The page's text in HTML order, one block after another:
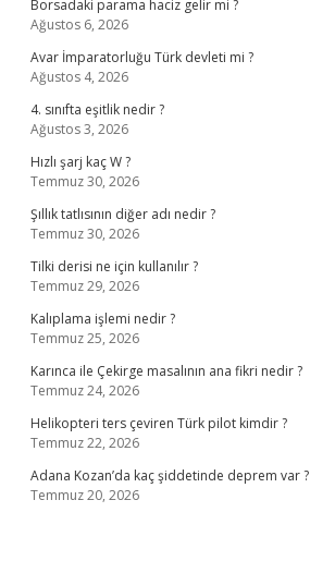
Borsadaki parama haciz gelir mi ?
Ağustos 6, 2026
Avar İmparatorluğu Türk devleti mi ?
Ağustos 4, 2026
4. sınıfta eşitlik nedir ?
Ağustos 3, 2026
Hızlı şarj kaç W ?
Temmuz 30, 2026
Şıllık tatlısının diğer adı nedir ?
Temmuz 30, 2026
Tilki derisi ne için kullanılır ?
Temmuz 29, 2026
Kalıplama işlemi nedir ?
Temmuz 25, 2026
Karınca ile Çekirge masalının ana fikri nedir ?
Temmuz 24, 2026
Helikopteri ters çeviren Türk pilot kimdir ?
Temmuz 22, 2026
Adana Kozan’da kaç şiddetinde deprem var ?
Temmuz 20, 2026